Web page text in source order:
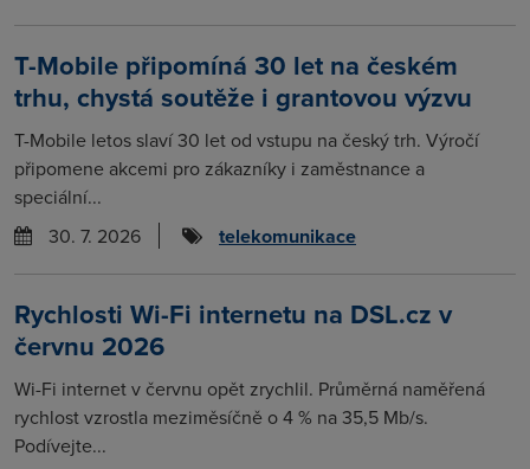
T-Mobile připomíná 30 let na českém
trhu, chystá soutěže i grantovou výzvu
T-Mobile letos slaví 30 let od vstupu na český trh. Výročí
připomene akcemi pro zákazníky i zaměstnance a
speciální...
30. 7. 2026
telekomunikace
Rychlosti Wi-Fi internetu na DSL.cz v
červnu 2026
Wi-Fi internet v červnu opět zrychlil. Průměrná naměřená
rychlost vzrostla meziměsíčně o 4 % na 35,5 Mb/s.
Podívejte...